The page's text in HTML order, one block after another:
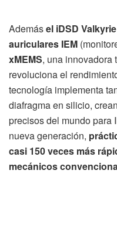
Ademásel iDSD
auriculares IEM
xMEMS, una innovadora
revoluciona el
tecnología implementa
diafragma en silicio,
precisos del mundo para
nueva generación,
casi 150 veces más
mecánicos